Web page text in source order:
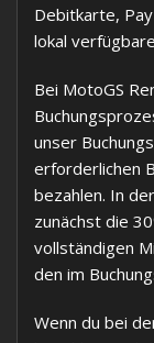
Debitkarte,
lokal
Bei MotoGS
unser
erforderlichen
bezahlen. In
zunächst die
vollständigen
den im
Wenn du bei